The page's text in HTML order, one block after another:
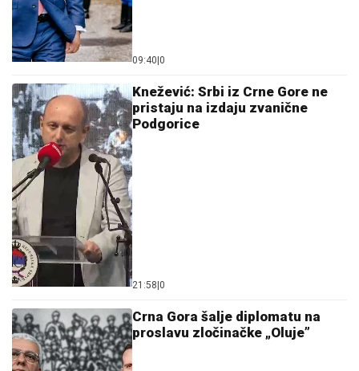
09:40|0
Knežević: Srbi iz Crne Gore ne
pristaju na izdaju zvanične
Podgorice
21:58|0
Crna Gora šalje diplomatu na
proslavu zločinačke „Oluje”